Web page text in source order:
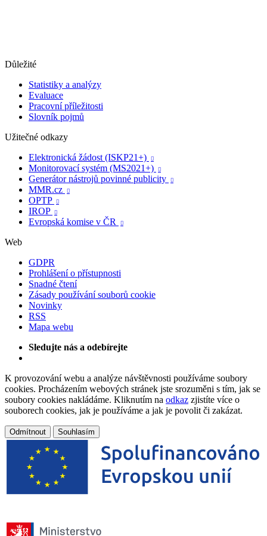
Důležité
Statistiky a analýzy
Evaluace
Pracovní příležitosti
Slovník pojmů
Užitečné odkazy
Elektronická žádost (ISKP21+)

Monitorovací systém (MS2021+) 
Generátor nástrojů povinné publicity 
MMR.cz 
OPTP 
IROP 
Evropská komise v ČR 
Web
GDPR
Prohlášení o přístupnosti
Snadné čtení
Zásady používání souborů cookie
Novinky
RSS
Mapa webu
Sledujte nás a odebírejte
K provozování webu a analýze návštěvnosti používáme soubory
cookies. Procházením webových stránek jste srozuměni s tím, jak se
soubory cookies nakládáme. Kliknutím na odkaz zjistíte více o
souborech cookies, jak je používáme a jak je povolit či zakázat.
Odmítnout Souhlasím